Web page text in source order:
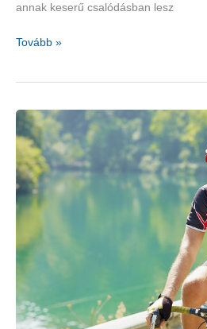
annak keserű csalódásban lesz
Visszafordítható
Tovább »